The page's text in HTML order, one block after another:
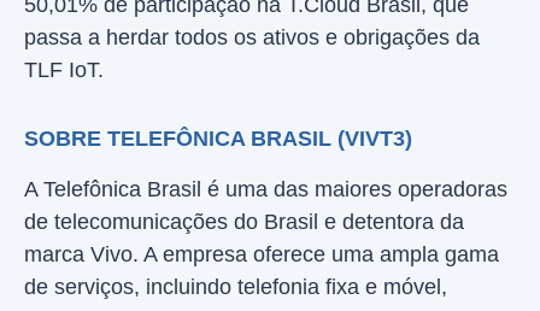
50,01% de participação na T.Cloud Brasil, que
passa a herdar todos os ativos e obrigações da
TLF IoT.
SOBRE TELEFÔNICA BRASIL (VIVT3)
A Telefônica Brasil é uma das maiores operadoras
de telecomunicações do Brasil e detentora da
marca Vivo. A empresa oferece uma ampla gama
de serviços, incluindo telefonia fixa e móvel,